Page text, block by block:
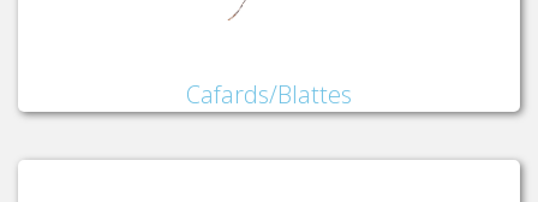
Cafards/Blattes